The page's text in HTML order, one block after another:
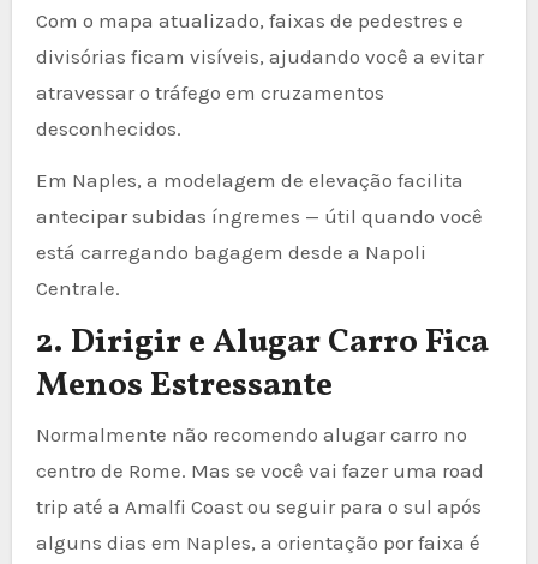
Com o mapa atualizado, faixas de pedestres e
divisórias ficam visíveis, ajudando você a evitar
atravessar o tráfego em cruzamentos
desconhecidos.
Em Naples, a modelagem de elevação facilita
antecipar subidas íngremes — útil quando você
está carregando bagagem desde a Napoli
Centrale.
2. Dirigir e Alugar Carro Fica
Menos Estressante
Normalmente não recomendo alugar carro no
centro de Rome. Mas se você vai fazer uma road
trip até a Amalfi Coast ou seguir para o sul após
alguns dias em Naples, a orientação por faixa é